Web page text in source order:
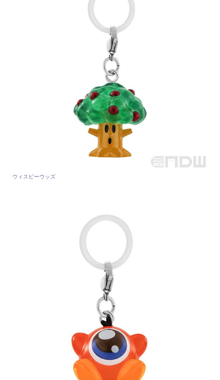
ウィスピーウッズ